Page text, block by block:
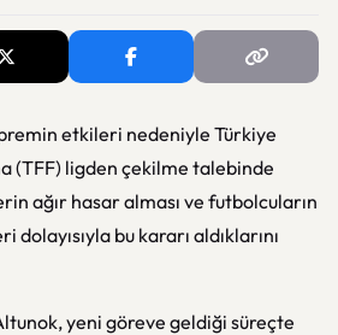
etkileri nedeniyle Türkiye
(TFF) ligden çekilme talebinde
ağır hasar alması ve futbolcuların
bu kararı aldıklarını
yeni göreve geldiği süreçte